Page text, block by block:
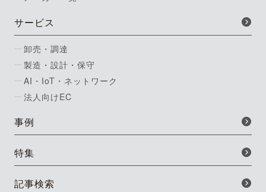
サービス
卸売・調達
製造・設計・保守
AI・IoT・ネットワーク
法人向けEC
事例
特集
記事検索